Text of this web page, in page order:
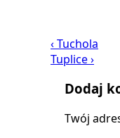
‹ Tuchola
Tuplice ›
Dodaj
Twój